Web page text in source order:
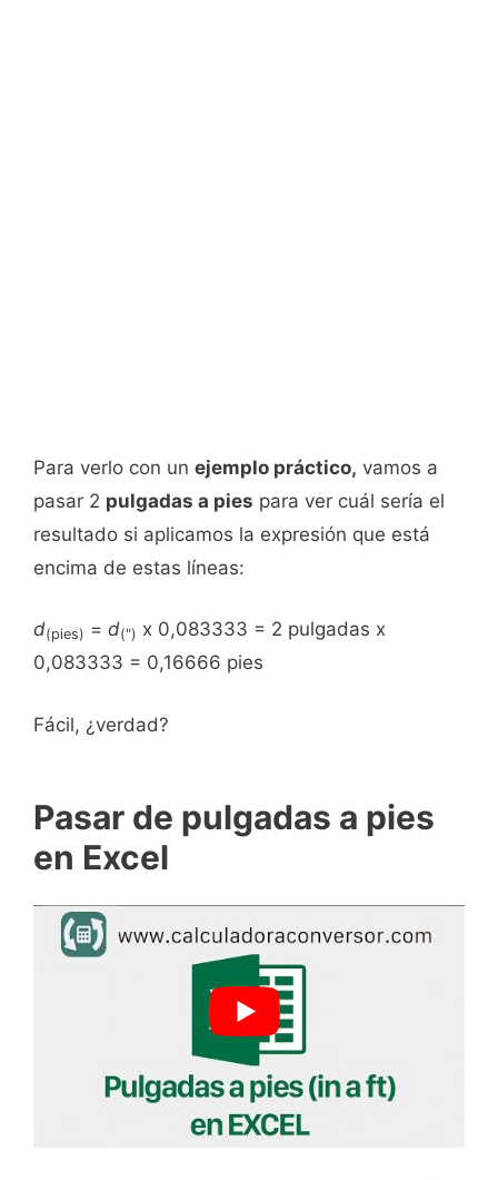
Para verlo con un ejemplo práctico, vamos a
pasar 2 pulgadas a pies para ver cuál sería el
resultado si aplicamos la expresión que está
encima de estas líneas:
d(pies) = d(") x 0,083333 = 2 pulgadas x
0,083333 = 0,16666 pies
Fácil, ¿verdad?
Pasar de pulgadas a pies
en Excel